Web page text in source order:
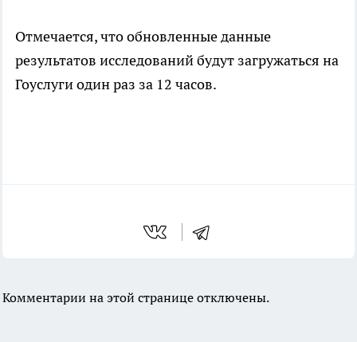
Отмечается, что обновленные данные
результатов исследований будут загружаться на
Гоуслуги один раз за 12 часов.
Комментарии на этой странице отключены.